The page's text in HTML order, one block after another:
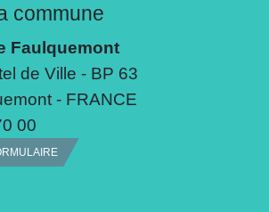
commune
Faulquemont
de Ville - BP 63
- FRANCE
00